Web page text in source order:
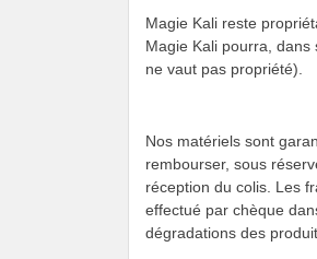
Magie Kali reste
Magie Kali pourra,
ne vaut pas propriété).
Nos matériels sont
rembourser, sous
réception du colis. Les
effectué par chèque
dégradations des